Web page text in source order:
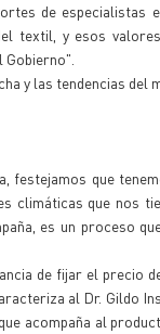
de
textil, y esos
y las tendencias del
festejamos que
climáticas que nos
es un proceso
de fijar el precio
al Dr. Gildo
acompaña al